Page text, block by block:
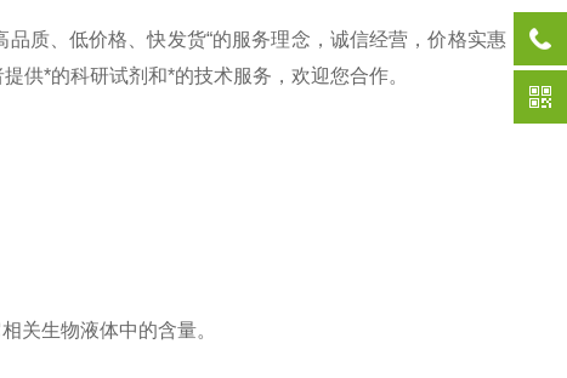
质、低价格、快发货“的服务理念，诚信经营，价格实惠，
提供*的科研试剂和*的技术服务，欢迎您合作。
关生物液体中的含量。